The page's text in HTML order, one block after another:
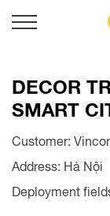
DECOR
SMART
Customer:
Address: Hà Nội
Deployment